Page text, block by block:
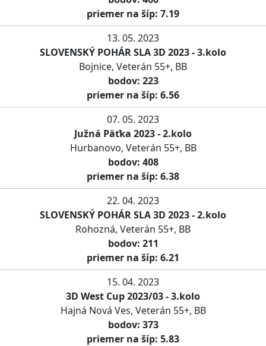
priemer na šíp: 7.19
13. 05. 2023
SLOVENSKÝ POHÁR SLA 3D 2023 - 3.kolo
Bojnice, Veterán 55+, BB
bodov: 223
priemer na šíp: 6.56
07. 05. 2023
Južná Päťka 2023 - 2.kolo
Hurbanovo, Veterán 55+, BB
bodov: 408
priemer na šíp: 6.38
22. 04. 2023
SLOVENSKÝ POHÁR SLA 3D 2023 - 2.kolo
Rohozná, Veterán 55+, BB
bodov: 211
priemer na šíp: 6.21
15. 04. 2023
3D West Cup 2023/03 - 3.kolo
Hajná Nová Ves, Veterán 55+, BB
bodov: 373
priemer na šíp: 5.83